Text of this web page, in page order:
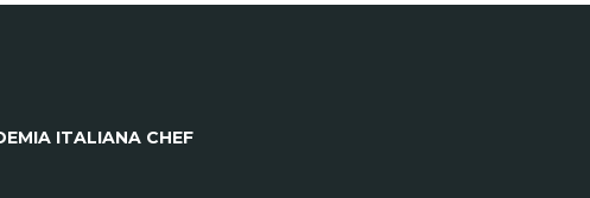
ITALIANA CHEF